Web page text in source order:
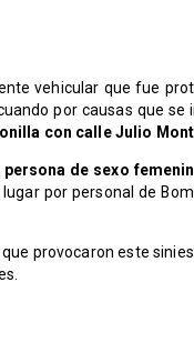
vehicular que fue
por causas que se
con calle Julio
persona de sexo
por personal de
provocaron este